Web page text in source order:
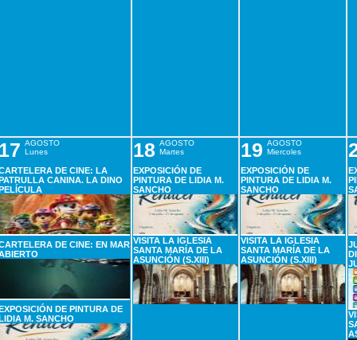
AGOSTO
Lunes
DE CINE: LA
CANINA. LA DINO
DE CINE: EN MAR
DE PINTURA DE
M. SANCHO
18 AGOSTO
Martes
EXPOSICIÓN DE
PINTURA DE LIDIA M.
SANCHO
VISITA LA IGLESIA
SANTA MARÍA DE LA
ASUNCIÓN (S.XIII)
19 AGOSTO
Miercoles
EXPOSICIÓN DE
PINTURA DE LIDIA M.
SANCHO
VISITA LA IGLESIA
SANTA MARÍA DE LA
ASUNCIÓN (S.XIII)